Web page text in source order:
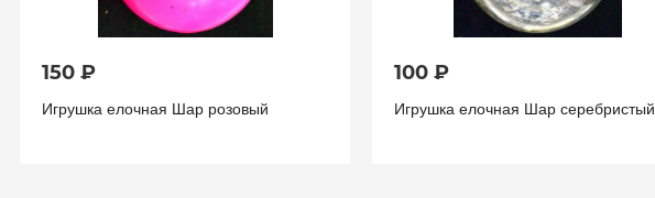
150 ₽
Игрушка елочная Шар розовый
100 ₽
Игрушка елочная Шар серебристый